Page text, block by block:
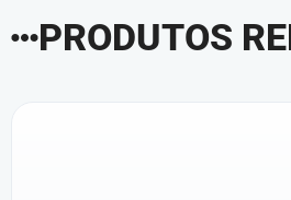
PRODUTOS